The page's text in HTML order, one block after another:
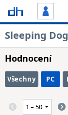
Sleeping
Hodnocení
Všechny PC